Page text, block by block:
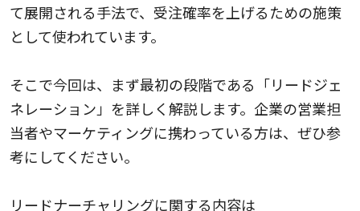
て展開される手法で、受注確率を上げるための施策
として使われています。
そこで今回は、まず最初の段階である「リードジェ
ネレーション」を詳しく解説します。企業の営業担
当者やマーケティングに携わっている方は、ぜひ参
考にしてください。
リードナーチャリングに関する内容は